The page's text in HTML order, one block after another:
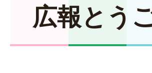
広報とう